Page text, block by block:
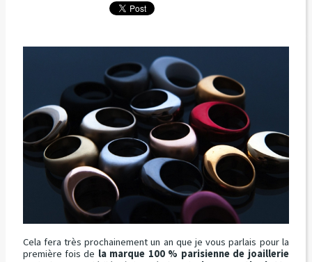
Cela fera très prochainement un an que je vous parlais pour la
première fois de la marque 100 % parisienne de joaillerie